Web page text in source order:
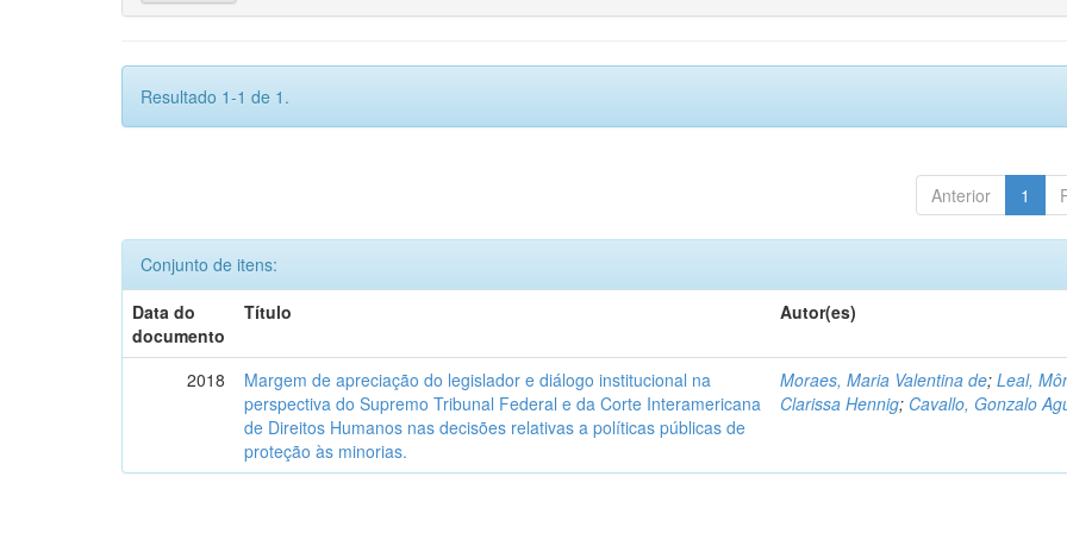
Resultado 1-1 de 1.
Anterior 1
Conjunto de itens:
Data do
documento
Título Autor(es)
2018
Margem de apreciação do legislador e diálogo institucional na
perspectiva do Supremo Tribunal Federal e da Corte Interamericana
de Direitos Humanos nas decisões relativas a políticas públicas de
proteção às minorias.
Moraes, Maria Valentina de;Leal,
Clarissa Hennig; Cavallo, Gonzalo